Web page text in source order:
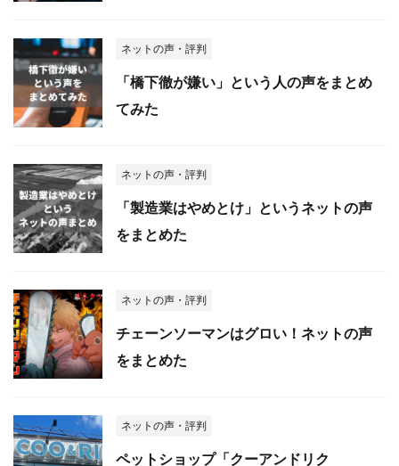
ネットの声・評判
「橋下徹が嫌い」という人の声をまとめ
てみた
ネットの声・評判
「製造業はやめとけ」というネットの声
をまとめた
ネットの声・評判
チェーンソーマンはグロい！ネットの声
をまとめた
ネットの声・評判
ペットショップ「クーアンドリク